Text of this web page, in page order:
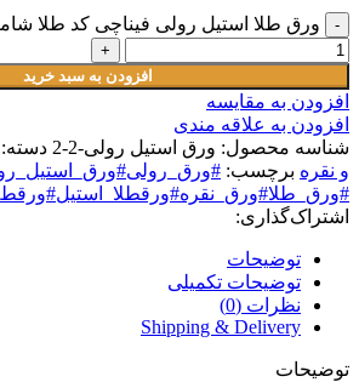
ورق طلا استیل رولی فیناچی کد طلا شامپاینی (۱۲۰
افزودن به سبد خرید
افزودن به مقایسه
افزودن به علاقه مندی
شناسه محصول: ورق استیل رولی-2-2 دسته:
و نقره برچسب:
اشتراک‌گذاری:
توضیحات
توضیحات تکمیلی
نظرات (0)
Shipping & Delivery
توضیحات